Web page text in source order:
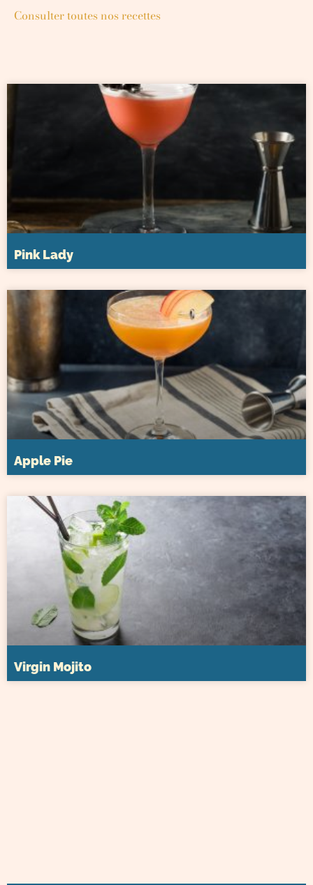
Consulter toutes nos recettes
Pink Lady
Apple Pie
Virgin Mojito